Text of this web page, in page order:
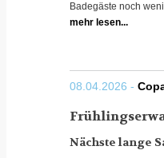
Badegäste noch
mehr lesen...
08.04.2026 -
Nächste lange